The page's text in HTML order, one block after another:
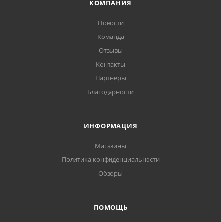
КОМПАНИЯ
Новости
Команда
Отзывы
Контакты
Партнеры
Благодарности
ИНФОРМАЦИЯ
Магазины
Политика конфиденциальности
Обзоры
ПОМОЩЬ